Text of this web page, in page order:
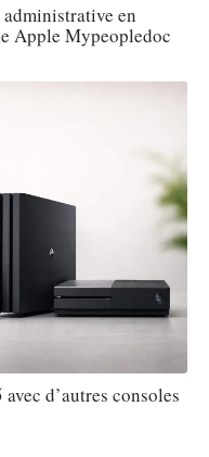
en
Apple Mypeopledoc
d’autres consoles